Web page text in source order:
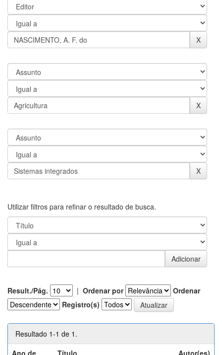
Utilizar filtros para refinar o resultado de busca.
Result./Pág. | Ordenar por
Ordenar
Registro(s)
Resultado 1-1 de 1.
Ano de
Título Autor(es)